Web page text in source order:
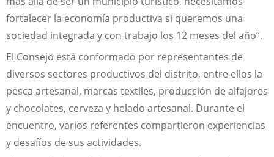
fortalecer la economía productiva si queremos una
sociedad integrada y con trabajo los 12 meses del año”.
El Consejo está conformado por representantes de
diversos sectores productivos del distrito, entre ellos la
pesca artesanal, marcas textiles, producción de alfajores
y chocolates, cerveza y helado artesanal. Durante el
encuentro, varios referentes compartieron experiencias
y desafíos de sus actividades.